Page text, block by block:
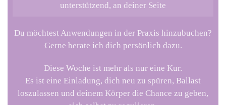
unterstützend, an deiner Seite
Du möchtest Anwendungen in der Praxis hinzubuchen?
Gerne berate ich dich persönlich dazu.
Diese Woche ist mehr als nur eine Kur.
Es ist eine Einladung, dich neu zu spüren, Ballast
loszulassen und deinem Körper die Chance zu geben,